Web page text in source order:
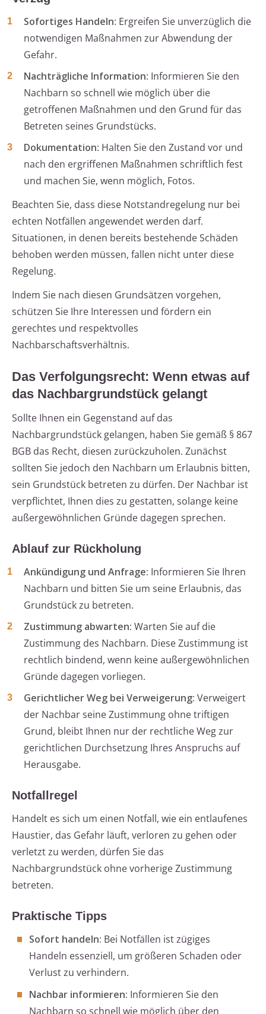
Sofortiges Handeln: Ergreifen Sie unverzüglich die
notwendigen Maßnahmen zur Abwendung der
Gefahr.
Nachträgliche Information: Informieren Sie den
Nachbarn so schnell wie möglich über die
getroffenen Maßnahmen und den Grund für das
Betreten seines Grundstücks.
Dokumentation: Halten Sie den Zustand vor und
nach den ergriffenen Maßnahmen schriftlich fest
und machen Sie, wenn möglich, Fotos.
Beachten Sie, dass diese Notstandregelung nur bei
echten Notfällen angewendet werden darf.
Situationen, in denen bereits bestehende Schäden
behoben werden müssen, fallen nicht unter diese
Regelung.
Indem Sie nach diesen Grundsätzen vorgehen,
schützen Sie Ihre Interessen und fördern ein
gerechtes und respektvolles
Nachbarschaftsverhältnis.
Das Verfolgungsrecht: Wenn etwas auf
das Nachbargrundstück gelangt
Sollte Ihnen ein Gegenstand auf das
Nachbargrundstück gelangen, haben Sie gemäß § 867
BGB das Recht, diesen zurückzuholen. Zunächst
sollten Sie jedoch den Nachbarn um Erlaubnis bitten,
sein Grundstück betreten zu dürfen. Der Nachbar ist
verpflichtet, Ihnen dies zu gestatten, solange keine
außergewöhnlichen Gründe dagegen sprechen.
Ablauf zur Rückholung
Ankündigung und Anfrage: Informieren Sie Ihren
Nachbarn und bitten Sie um seine Erlaubnis, das
Grundstück zu betreten.
Zustimmung abwarten: Warten Sie auf die
Zustimmung des Nachbarn. Diese Zustimmung ist
rechtlich bindend, wenn keine außergewöhnlichen
Gründe dagegen vorliegen.
Gerichtlicher Weg bei Verweigerung: Verweigert
der Nachbar seine Zustimmung ohne triftigen
Grund, bleibt Ihnen nur der rechtliche Weg zur
gerichtlichen Durchsetzung Ihres Anspruchs auf
Herausgabe.
Notfallregel
Handelt es sich um einen Notfall, wie ein entlaufenes
Haustier, das Gefahr läuft, verloren zu gehen oder
verletzt zu werden, dürfen Sie das
Nachbargrundstück ohne vorherige Zustimmung
betreten.
Praktische Tipps
Sofort handeln: Bei Notfällen ist zügiges
Handeln essenziell, um größeren Schaden oder
Verlust zu verhindern.
Nachbar informieren: Informieren Sie den
Nachbarn so schnell wie möglich über den